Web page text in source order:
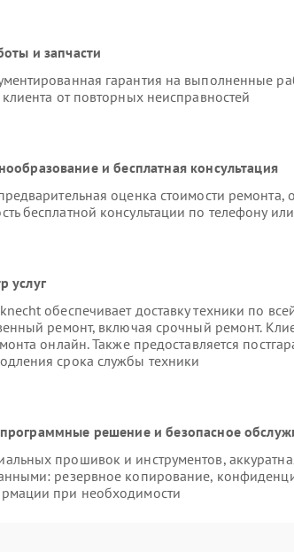
и запчасти
гарантия на выполненные
от повторных неисправностей
и бесплатная консультация
оценка стоимости ремонта,
бесплатной консультации по телефону
услуг
обеспечивает доставку техники по
ремонт, включая срочный ремонт.
онлайн. Также предоставляется
срока службы техники
решение и безопасное
прошивок и инструментов,
резервное копирование,
при необходимости